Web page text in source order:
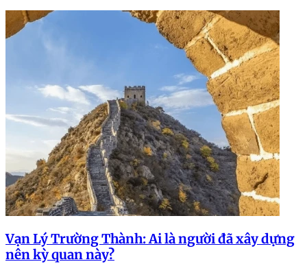
Vạn Lý Trường Thành: Ai là người đã xây dựng
nên kỳ quan này?